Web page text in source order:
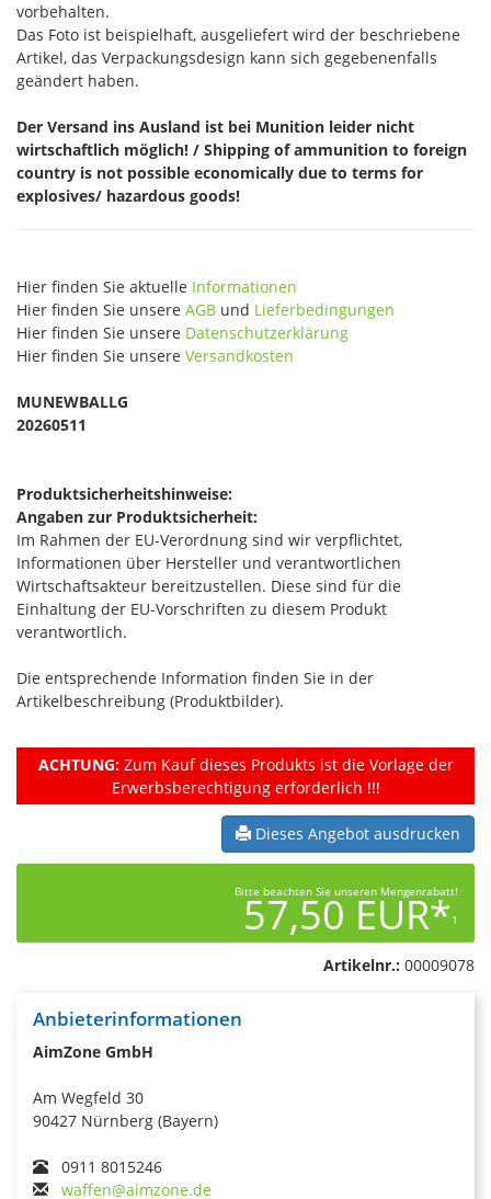
vorbehalten.
Das Foto ist beispielhaft, ausgeliefert wird der beschriebene
Artikel, das Verpackungsdesign kann sich gegebenenfalls
geändert haben.
Der Versand ins Ausland ist bei Munition leider nicht
wirtschaftlich möglich! / Shipping of ammunition to foreign
country is not possible economically due to terms for
explosives/ hazardous goods!
Hier finden Sie aktuelle Informationen
Hier finden Sie unsere AGB und Lieferbedingungen
Hier finden Sie unsere Datenschutzerklärung
Hier finden Sie unsere Versandkosten
MUNEWBALLG
20260511
Produktsicherheitshinweise:
Angaben zur Produktsicherheit:
Im Rahmen der EU-Verordnung sind wir verpflichtet,
Informationen über Hersteller und verantwortlichen
Wirtschaftsakteur bereitzustellen. Diese sind für die
Einhaltung der EU-Vorschriften zu diesem Produkt
verantwortlich.
Die entsprechende Information finden Sie in der
Artikelbeschreibung (Produktbilder).
ACHTUNG:Zum Kauf dieses Produkts ist die Vorlage der
Erwerbsberechtigung erforderlich !!!
Dieses Angebot ausdrucken
Bitte beachten Sie unseren Mengenrabatt!
57,50 EUR*1
Artikelnr.: 00009078
Anbieterinformationen
AimZone GmbH
Am Wegfeld 30
90427 Nürnberg (Bayern)
0911 8015246
waffen@aimzone.de